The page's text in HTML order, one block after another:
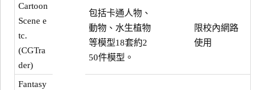
Cartoon
Scene e
tc.
(CGTra
der)
包括卡通人物、
動物、水生植物
等模型18套約2
50件模型。
限校內網路
使用
Fantasy